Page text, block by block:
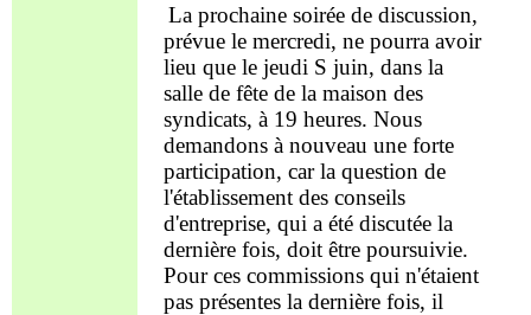
La prochaine soirée de discussion,
prévue le mercredi, ne pourra avoir
lieu que le jeudi S juin, dans la
salle de fêtede la maison des
syndicats, à 19 heures. Nous
demandons à nouveau une forte
participation, car la question de
l'établissement des conseils
d'entreprise, qui a été discutée la
dernière fois, doit être poursuivie.
Pources commissions qui n'étaient
pas présentes la dernière fois, il